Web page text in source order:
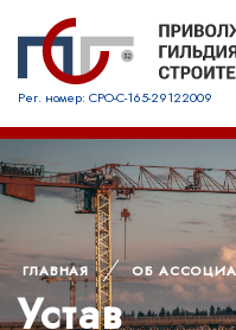
Рег. номер: СРО-С-165-29122009
ГЛАВНАЯ ОБ
Устав